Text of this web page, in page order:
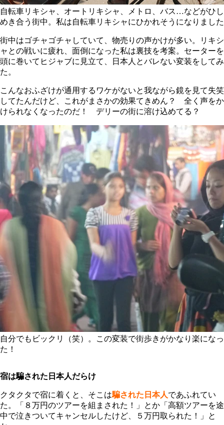
自転車リキシャ、オートリキシャ、メトロ、バス…などがひし
めき合う街中。私は自転車リキシャにひかれそうになりました
街中はゴチャゴチャしていて、物売りの声かけが多い。リキシ
ャとの戦いに疲れ、面倒になった私は裏技を考案。セーターを
頭に巻いてヒジャブに見立て、日本人とバレない変装をしてみ
た。
こんなおふざけが通用するワケがないと我ながら鏡を見て失笑
してたんだけど、これがまさかの効果てきめん？ 全く声をか
けられなくなったのだ！ デリーの街に溶け込めてる？
自分でもビックリ（笑）。この変装で街歩きがかなり楽になっ
た！
宿は騙された日本人だらけ
クタクタで宿に着くと、そこは騙された日本人であふれてい
た。「８万円のツアーを組まされた！」とか「高額ツアーを途
中で泣きついてキャンセルしたけど、５万円取られた！」と